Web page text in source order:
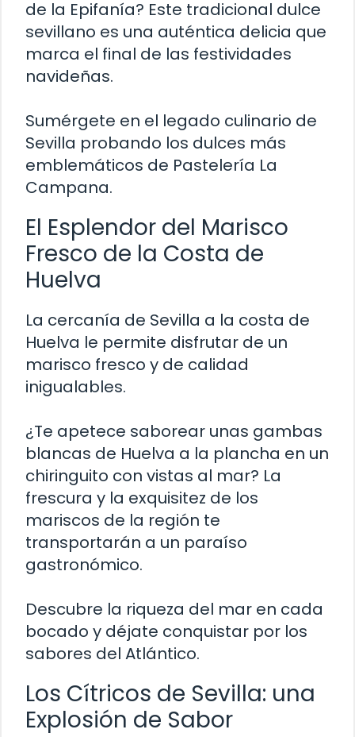
de la Epifanía? Este tradicional dulce
sevillano es una auténtica delicia que
marca el final de las festividades
navideñas.
Sumérgete en el legado culinario de
Sevilla probando los dulces más
emblemáticos de Pastelería La
Campana.
El Esplendor del Marisco
Fresco de la Costa de
Huelva
La cercanía de Sevilla a la costa de
Huelva le permite disfrutar de un
marisco fresco y de calidad
inigualables.
¿Te apetece saborear unas gambas
blancas de Huelva a la plancha en un
chiringuito con vistas al mar? La
frescura y la exquisitez de los
mariscos de la región te
transportarán a un paraíso
gastronómico.
Descubre la riqueza del mar en cada
bocado y déjate conquistar por los
sabores del Atlántico.
Los Cítricos de Sevilla: una
Explosión de Sabor